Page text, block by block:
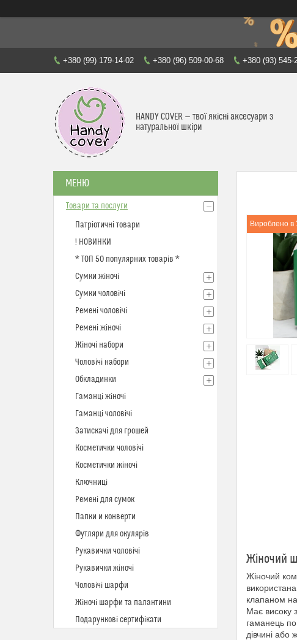
+380 (99) 179-14-02 +380 (96) 509-00-68 +380 (93) 545-
HANDY COVER — твої якісні аксесуари з
натуральної шкіри
Вироблено в
Жіночий
Жіночий
клапаном
Має високу
гаманець
дівчині або
Товари та послуги
Патріотичні товари
! НОВИНКИ
* ТОП 50 популярних товарів *
Сумки жіночі
Сумки чоловічі
Ремені чоловічі
Ремені жіночі
Жіночі набори
Чоловічі набори
Обкладинки
Гаманці жіночі
Гаманці чоловічі
Затискачі для грошей
Косметички чоловічі
Косметички жіночі
Ключниці
Ремені для сумок
Папки и конверти
Футляри для окулярів
Рукавички чоловічі
Рукавички жіночі
Чоловічі шарфи
Жіночі шарфи та палантини
Подарункові сертифікати